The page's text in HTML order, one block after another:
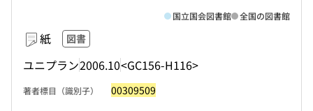
紙 図書
ユニプラン2006.10<GC156-H116>
国立国会図書館 全国の図書館
著者標目（識別子） 00309509